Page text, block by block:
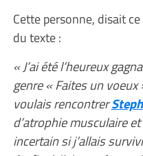
Cette personne, disait
du texte :
« J’ai été l’heureux
genre « Faites un voeux
voulais rencontrer
d’atrophie musculaire
incertain si j’allais